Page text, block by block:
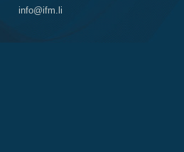
info@ifm.li